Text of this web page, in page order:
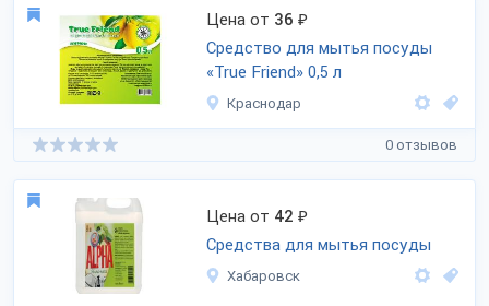
Цена от 36 ₽
Средство для мытья посуды
«True Friend» 0,5 л
Краснодар
0 отзывов
Цена от 42 ₽
Средства для мытья посуды
Хабаровск